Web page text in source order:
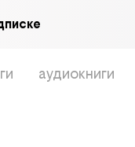
аудиокниги